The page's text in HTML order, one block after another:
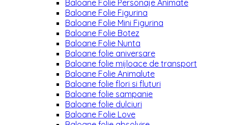
Baloane Folie Personaje Animate
Baloane Folie Figurina
Baloane Folie Mini Figurina
Baloane Folie Botez
Baloane Folie Nunta
Baloane folie aniversare
Baloane folie mijloace de transport
Baloane Folie Animalute
Baloane folie flori si fluturi
Baloane folie sampanie
Baloane folie dulciuri
Baloane Folie Love